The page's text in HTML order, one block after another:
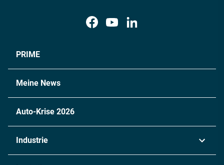
PRIME
Meine News
Auto-Krise 2026
Industrie